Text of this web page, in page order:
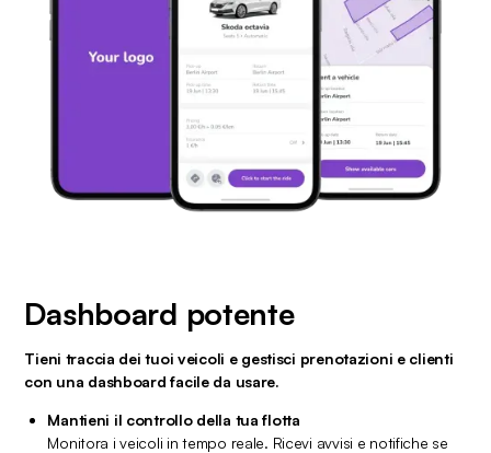
Dashboard potente
Tieni traccia dei tuoi veicoli e gestisci prenotazioni e clienti
con una dashboard facile da usare.
Mantieni il controllo della tua flotta
Monitora i veicoli in tempo reale. Ricevi avvisi e notifiche se